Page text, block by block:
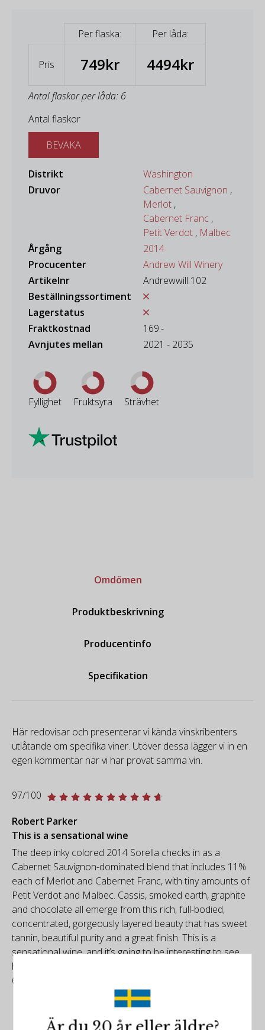
Per flaska: Per låda:
Pris 749kr 4494kr
Antal flaskor per låda: 6
Antal flaskor
BEVAKA
Distrikt
Washington
Druvor
Cabernet Sauvignon ,
Merlot ,
Cabernet Franc ,
Petit Verdot , Malbec
Årgång
2014
Procucenter
Andrew Will Winery
Artikelnr
Andrewwill 102
Beställningssortiment
Lagerstatus
Fraktkostnad
169:-
Avnjutes mellan
2021 - 2035
Fyllighet Fruktsyra Strävhet
Omdömen
Produktbeskrivning
Producentinfo
Specifikation
Här redovisar och presenterar vi kända vinskribenters
utlåtande om specifika viner. Utöver dessa lägger vi in en
egen kommentar när vi har provat samma vin.
97/100
Robert Parker
This is a sensational wine
The deep inky colored 2014 Sorella checks in as a
Cabernet Sauvignon-dominated blend that includes 11%
each of Merlot and Cabernet Franc, with tiny amounts of
Petit Verdot and Malbec. Cassis, smoked earth, graphite
and chocolate all emerge from this rich, full-bodied,
concentrated, gorgeously layered beauty that has sweet
tannin, beautiful purity and a great finish. This is a
sensational wine, and it’s going to be interesting to see
how this stacks up with the 2007 and 2012 at maturity.
612 cases.